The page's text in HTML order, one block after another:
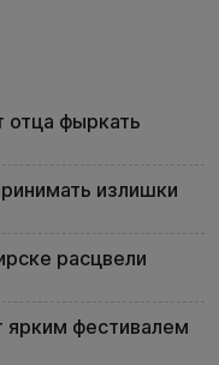
отца фыркать
излишки
расцвели
ярким фестивалем